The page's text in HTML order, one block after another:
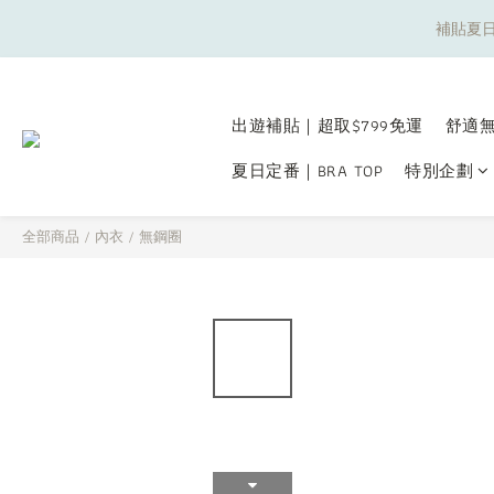
補貼夏
補貼夏
出遊補貼｜超取$799免運
舒適
夏日定番｜BRA TOP
特別企劃
全部商品 / 內衣 / 無鋼圈